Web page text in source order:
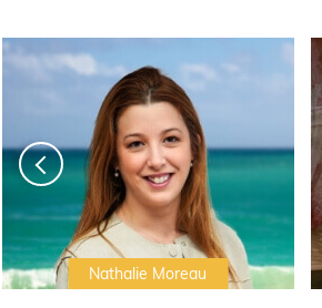
Nathalie Moreau